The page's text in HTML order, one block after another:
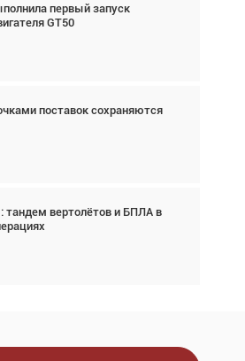
первый запуск
GT50
поставок сохраняются
тандем вертолётов и БПЛА в
Дэйв Кох: «Фотография
а ИИ всё портит»
глобальный трафик
подряд
– это актив. Подходите к
образом